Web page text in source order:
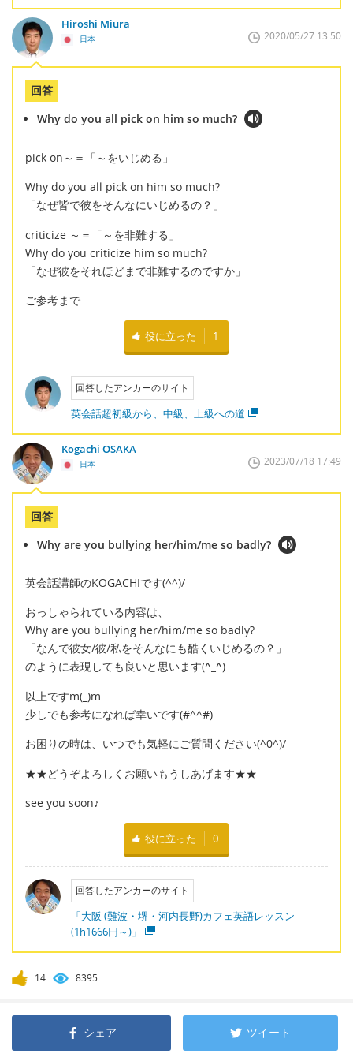
Hiroshi Miura
日本 2020/05/27 13:50
回答
Why do you all pick on him so much?
pick on～＝「～をいじめる」
Why do you all pick on him so much?
「なぜ皆で彼をそんなにいじめるの？」
criticize ～＝「～を非難する」
Why do you criticize him so much?
「なぜ彼をそれほどまで非難するのですか」
ご参考まで
役に立った 1
回答したアンカーのサイト
英会話超初級から、中級、上級への道
Kogachi OSAKA
日本 2023/07/18 17:49
回答
Why are you bullying her/him/me so badly?
英会話講師のKOGACHIです(^^)/
おっしゃられている内容は、
Why are you bullying her/him/me so badly?
「なんで彼女/彼/私をそんなにも酷くいじめるの？」
のように表現しても良いと思います(^_^)
以上ですm(_)m
少しでも参考になれば幸いです(#^^#)
お困りの時は、いつでも気軽にご質問ください(^0^)/
★★どうぞよろしくお願いもうしあげます★★
see you soon♪
役に立った 0
回答したアンカーのサイト
「大阪 (難波・堺・河内長野)カフェ英語レッスン
(1h1666円～)」
14 8395
シェア ツイート